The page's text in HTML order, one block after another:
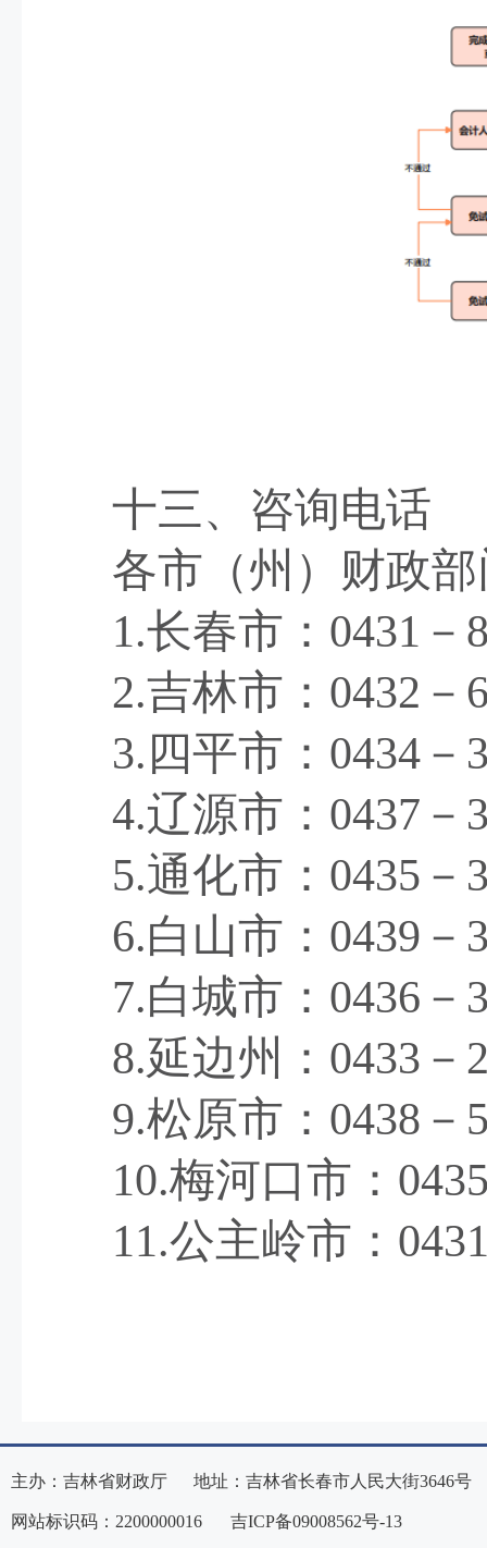
十三、咨询电话
各市（州）财政
1.长春市： 0431 －
2.吉林市： 0432 －
3. 四平市： 0434 －
4.辽源市： 0437 －
5.通化市： 0435 －
6.白山市： 0439 －
7.白城市： 0436 －
8.延边州： 0433 －
9.松原市： 0438 －
10.梅河口市：
11.公主岭市：
主办：吉林省财政厅 地址：吉林省长春市人民大街3646号
网站标识码：2200000016 吉ICP备09008562号-13